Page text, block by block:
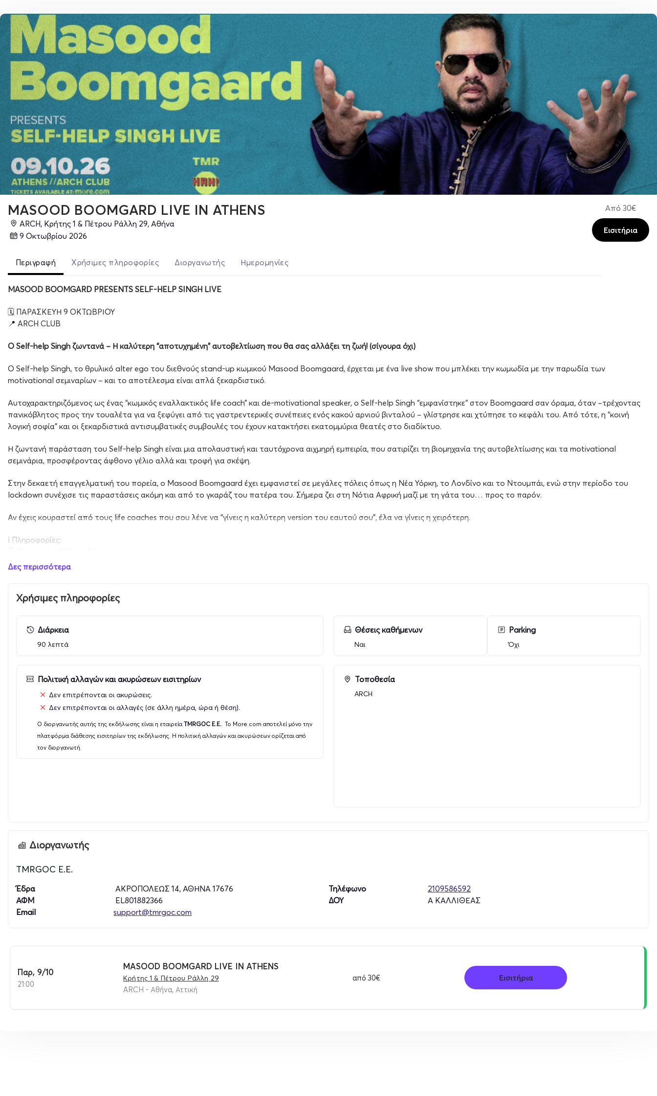
MASOOD BOOMGARD LIVE IN ATHENS
ARCH, Κρήτης 1 & Πέτρου Ράλλη 29, Αθήνα
9 Οκτωβρίου 2026
Από 30€
Εισιτήρια
Περιγραφή Χρήσιμες πληροφορίες Διοργανωτής Ημερομηνίες
MASOOD BOOMGARD PRESENTS SELF-HELP SINGH LIVE
🗓️ ΠΑΡΑΣΚΕΥΗ 9 ΟΚΤΩΒΡΙΟΥ
📍 ARCH CLUB
Ο Self-help Singh ζωντανά – Η καλύτερη “αποτυχημένη” αυτοβελτίωση που θα σας αλλάξει τη ζωή! (σίγουρα όχι)
Ο Self-help Singh, το θρυλικό alter ego του διεθνούς stand-up κωμικού Masood Boomgaard, έρχεται με ένα live show που μπλέκει την κωμωδία με την παρωδία των
motivational σεμιναρίων – και το αποτέλεσμα είναι απλά ξεκαρδιστικό.
Αυτοχαρακτηριζόμενος ως ένας “κωμικός εναλλακτικός life coach” και de-motivational speaker, ο Self-help Singh “εμφανίστηκε” στον Boomgaard σαν όραμα, όταν –τρέχοντας
πανικόβλητος προς την τουαλέτα για να ξεφύγει από τις γαστρεντερικές συνέπειες ενός κακού αρνιού βινταλού – γλίστρησε και χτύπησε το κεφάλι του. Από τότε, η “κοινή
λογική σοφία” και οι ξεκαρδιστικά αντισυμβατικές συμβουλές του έχουν κατακτήσει εκατομμύρια θεατές στο διαδίκτυο.
Η ζωντανή παράσταση του Self-help Singh είναι μια απολαυστική και ταυτόχρονα αιχμηρή εμπειρία, που σατιρίζει τη βιομηχανία της αυτοβελτίωσης και τα motivational
σεμινάρια, προσφέροντας άφθονο γέλιο αλλά και τροφή για σκέψη.
Στην δεκαετή επαγγελματική του πορεία, ο Masood Boomgaard έχει εμφανιστεί σε μεγάλες πόλεις όπως η Νέα Υόρκη, το Λονδίνο και το Ντουμπάι, ενώ στην περίοδο του
lockdown συνέχισε τις παραστάσεις ακόμη και από το γκαράζ του πατέρα του. Σήμερα ζει στη Νότια Αφρική μαζί με τη γάτα του… προς το παρόν.
Αν έχεις κουραστεί από τους life coaches που σου λένε να “γίνεις η καλύτερη version του εαυτού σου”, έλα να γίνεις η χειρότερη.
ℹ️ Πληροφορίες:
📍 Arch Club - Live Stage, Πέτρου Ράλλη 29 & Κρήτης 1, Ταύρος
🎫 Εισιτήρια προπωλούνται μέσω του more.com
🎫 Front rows : 40€
🎫 Γενική είσοδος: 30€
Δες περισσότερα
Χρήσιμες πληροφορίες
Διάρκεια
90 λεπτά
Πολιτική αλλαγών και ακυρώσεων εισιτηρίων
Δεν επιτρέπονται οι ακυρώσεις.
Δεν επιτρέπονται οι αλλαγές (σε άλλη ημέρα, ώρα ή θέση).
Ο διοργανωτής αυτής της εκδήλωσης είναι η εταιρεία TMRGOC E.E.. Το More.com αποτελεί μόνο την
πλατφόρμα διάθεσης εισιτηρίων της εκδήλωσης. Η πολιτική αλλαγών και ακυρώσεων ορίζεται από
τον διοργανωτή.
Θέσεις καθήμενων
Ναι
Parking
Όχι
Τοποθεσία
ARCH
Διοργανωτής
TMRGOC E.E.
Έδρα ΑΚΡΟΠΟΛΕΩΣ 14, ΑΘΗΝΑ 17676 Τηλέφωνο
2109586592
ΑΦΜ
EL801882366 ΔΟΥ
Α ΚΑΛΛΙΘΕΑΣ
Email
support@tmrgoc.com
Παρ, 9/10
21:00
MASOOD BOOMGARD LIVE IN ATHENS
Κρήτης 1 & Πέτρου Ράλλη 29
ARCH - Αθήνα, Αττική
από 30€ Εισιτήρια